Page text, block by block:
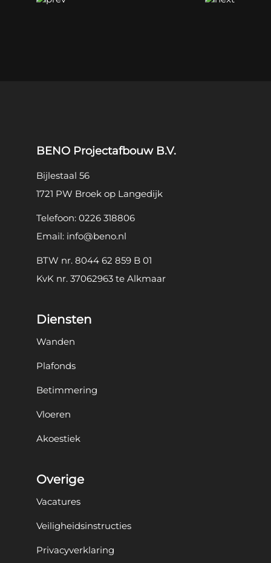
BENO Projectafbouw B.V.
Bijlestaal 56
1721 PW Broek op Langedijk
Telefoon: 0226 318806
Email: info@beno.nl
BTW nr. 8044 62 859 B 01
KvK nr. 37062963 te Alkmaar
Diensten
Wanden
Plafonds
Betimmering
Vloeren
Akoestiek
Overige
Vacatures
Veiligheidsinstructies
Privacyverklaring